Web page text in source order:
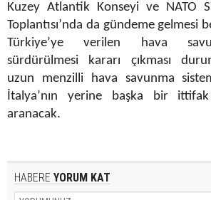
Kuzey Atlantik Konseyi ve NATO
Toplantısı’nda da gündeme gelmesi
Türkiye’ye verilen hava
sürdürülmesi kararı çıkması
uzun menzilli hava savunma
İtalya’nın yerine başka bir
aranacak.
HABERE YORUM KAT